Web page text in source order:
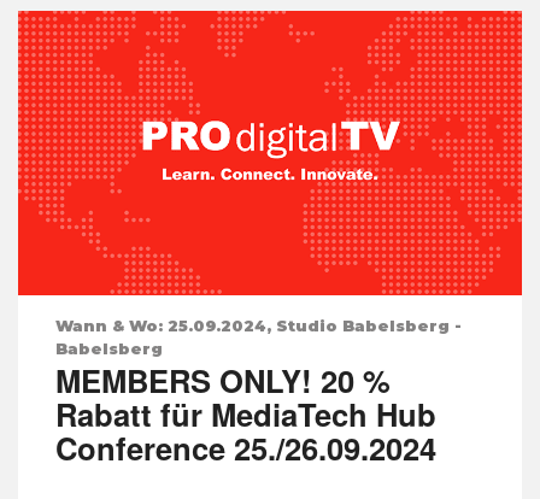
Wann & Wo: 25.09.2024, Studio Babelsberg -
Babelsberg
MEMBERS ONLY! 20 %
Rabatt für MediaTech Hub
Conference 25./26.09.2024